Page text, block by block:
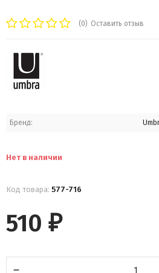
(0) Оставить отзыв
Бренд:
Нет в наличии
Код товара: 577-716
510 ₽